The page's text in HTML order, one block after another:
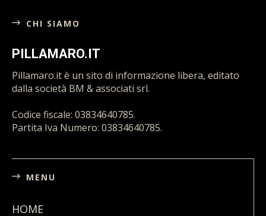
CHI SIAMO
PILLAMARO.IT
Pillamaro.it è un sito di informazione libera, editato
dalla società BM & associati srl.
Codice fiscale: 03834640785.
Partita Iva Numero: 03834640785.
MENU
HOME